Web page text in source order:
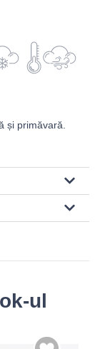
și primăvară.
ul